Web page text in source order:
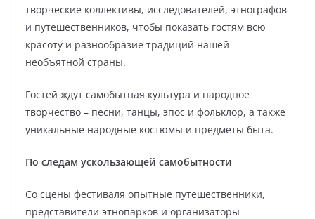
творческие коллективы, исследователей, этнографов
и путешественников, чтобы показать гостям всю
красоту и разнообразие традиций нашей
необъятной страны.
Гостей ждут самобытная культура и народное
творчество – песни, танцы, эпос и фольклор, а также
уникальные народные костюмы и предметы быта.
По следам ускользающей самобытности
Со сцены фестиваля опытные путешественники,
представители этнопарков и организаторы